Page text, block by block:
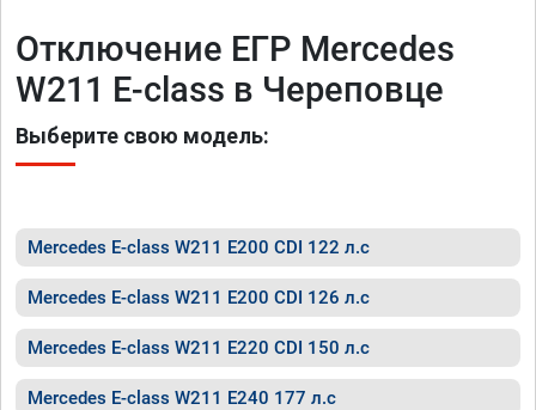
Отключение ЕГР Mercedes
W211 E-class в Череповце
Выберите свою модель:
Mercedes E-class W211 E200 CDI 122 л.с
Mercedes E-class W211 E200 CDI 126 л.с
Mercedes E-class W211 E220 CDI 150 л.с
Mercedes E-class W211 E240 177 л.с